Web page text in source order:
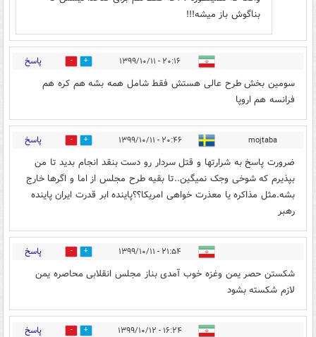
بناگوش باز میشه!!!
۲۰:۱۶ - ۱۳۹۹/۱۰/۱۱ 8 پاسخ
سومین بخش طرح عالی هستش فقط شامل همه بشه هم کره هم
فرانسه هم اروپا
mojtaba ۲۰:۴۶ - ۱۳۹۹/۱۰/۱۱ 7 پاسخ
ضرورت پاسخ به شرارتها و قتل سردار رو دست بنقد انجام بدید تا من
بپذیرم که شوخی وجک نمیگین..تا بقیه طرح مجلس از اما و اگرها خارج
بشه.مثل مذاکره یا معذرت خواهی امریکا؟؟پاینده ابر قدرت ایران پاینده
رهبر
۲۱:۵۴ - ۱۳۹۹/۱۰/۱۱ 11 پاسخ
شکستن حصر یمن وغزه خوب آمدی بناز مجلس انقلابی محاصره یمن
لازم شکسته بشود
۱۶:۲۴ - ۱۳۹۹/۱۰/۱۲ 2 پاسخ